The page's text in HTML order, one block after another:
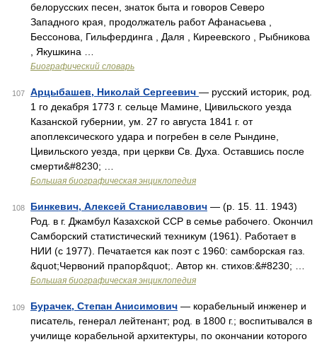
белорусских песен, знаток быта и говоров Северо
Западного края, продолжатель работ Афанасьева ,
Бессонова, Гильфердинга , Даля , Киреевского , Рыбникова
, Якушкина …
Биографический словарь
107 Арцыбашев, Николай Сергеевич — русский историк, род.
1 го декабря 1773 г. сельце Мамине, Цивильского уезда
Казанской губернии, ум. 27 го августа 1841 г. от
апоплексического удара и погребен в селе Рындине,
Цивильского уезда, при церкви Св. Духа. Оставшись после
смерти&#8230; …
Большая биографическая энциклопедия
108 Бинкевич, Алексей Станиславович — (р. 15. 11. 1943)
Род. в г. Джамбул Казахской ССР в семье рабочего. Окончил
Самборский статистический техникум (1961). Работает в
НИИ (с 1977). Печатается как поэт с 1960: самборская газ.
&quot;Червоний прапор&quot;. Автор кн. стихов:&#8230; …
Большая биографическая энциклопедия
109 Бурачек, Степан Анисимович — корабельный инженер и
писатель, генерал лейтенант; род. в 1800 г.; воспитывался в
училище корабельной архитектуры, по окончании которого